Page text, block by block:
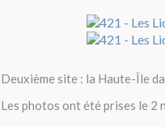
Deuxième site : la Haute-Île
Les photos ont été prises le 2